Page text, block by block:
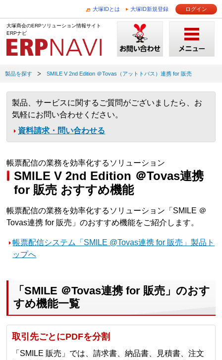
大塚IDとは 大塚ID新規登録 ログイン
大塚商会のERPソリューション情報サイト
ERPナビ
製品を探す SMILE V 2nd Edition ＠Tovas（アットトバス）連携 for 販売
製品、サービスに関するご質問がございましたら、お
気軽にお問い合わせください。
資料請求・問い合わせる
帳票配信の業務を効率化するソリューション
SMILE V 2nd Edition ＠Tovas連携
for 販売 おすすめ機能
帳票配信の業務を効率化するソリューション「SMILE ＠
Tovas連携 for 販売」のおすすめ機能をご紹介します。
帳票配信システム「SMILE @Tovas連携 for 販売」製品ト
ップへ
「SMILE ＠Tovas連携 for 販売」のおす
すめ機能一覧
取引先ごとにPDFを分割
「SMILE 販売」では、請求書、納品書、見積書、注文